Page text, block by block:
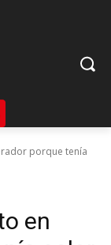
porque tenía
en